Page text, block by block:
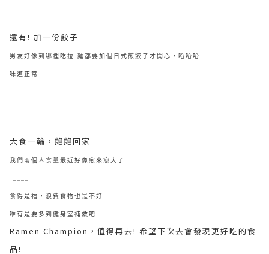
還有! 加一份餃子
男友好像到哪裡吃拉 麵都要加個日式煎餃子才開心，哈哈哈
味道正常
大食一輪，飽飽回家
我們兩個人食量最近好像愈來愈大了
-____-
食得是福，浪費食物也是不好
唯有是要多到健身室補救吧.....
Ramen Champion，值得再去! 希望下次去會發現更好吃的食
品!